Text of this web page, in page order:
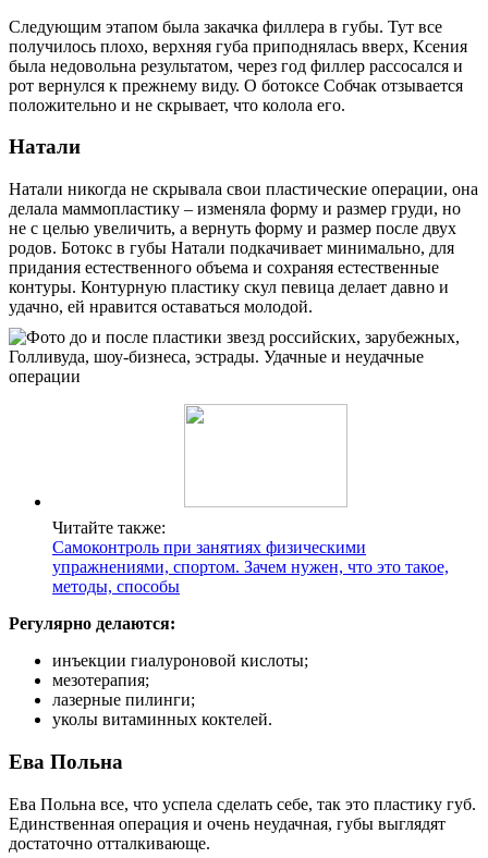
Следующим этапом была закачка филлера в губы. Тут все
получилось плохо, верхняя губа приподнялась вверх, Ксения
была недовольна результатом, через год филлер рассосался и
рот вернулся к прежнему виду. О ботоксе Собчак отзывается
положительно и не скрывает, что колола его.
Натали
Натали никогда не скрывала свои пластические операции, она
делала маммопластику – изменяла форму и размер груди, но
не с целью увеличить, а вернуть форму и размер после двух
родов. Ботокс в губы Натали подкачивает минимально, для
придания естественного объема и сохраняя естественные
контуры. Контурную пластику скул певица делает давно и
удачно, ей нравится оставаться молодой.
Читайте также:
Самоконтроль при занятиях физическими
упражнениями, спортом. Зачем нужен, что это такое,
методы, способы
Регулярно делаются:
инъекции гиалуроновой кислоты;
мезотерапия;
лазерные пилинги;
уколы витаминных коктелей.
Ева Польна
Ева Польна все, что успела сделать себе, так это пластику губ.
Единственная операция и очень неудачная, губы выглядят
достаточно отталкивающе.